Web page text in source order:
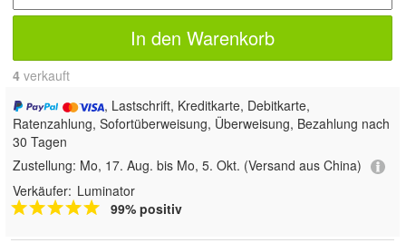
In den Warenkorb
4 verkauft
, Lastschrift, Kreditkarte, Debitkarte,
Ratenzahlung, Sofortüberweisung, Überweisung, Bezahlung nach
30 Tagen
Zustellung: Mo, 17. Aug. bis Mo, 5. Okt. (Versand aus China)
Verkäufer: Luminator
99% positiv